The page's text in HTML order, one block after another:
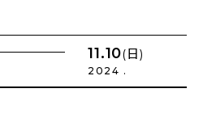
11.10(日)
2024 .